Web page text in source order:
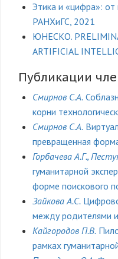
Этика и «цифра»:
РАНХиГС, 2021
ЮНЕСКО.
ARTIFICIAL
Публикации
Смирнов С.А.
корни
Смирнов С.А.
превращенная
Горбачева А.Г.,
гуманитарной
форме поискового
Зайкова А.С.
между родителями
Кайгородов П.В.
рамках